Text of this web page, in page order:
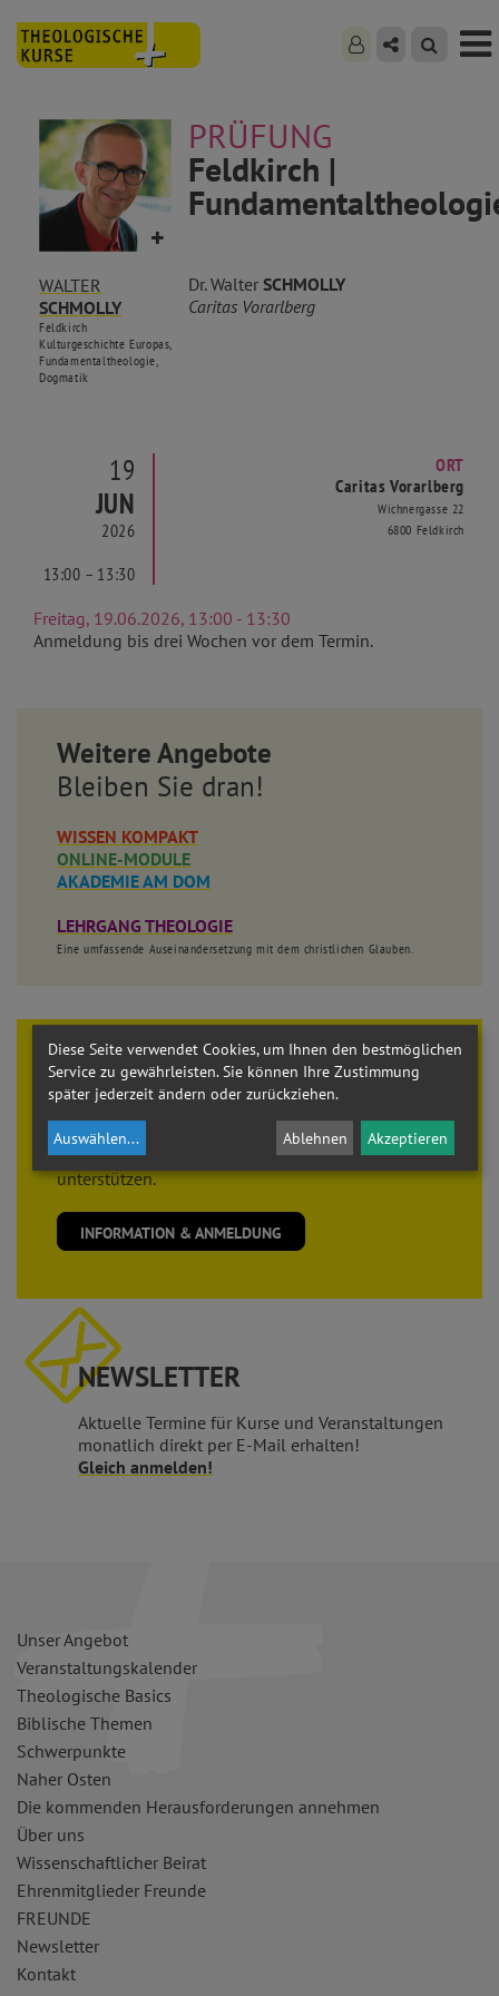
WALTER
SCHMOLLY
Feldkirch
Kulturgeschichte Europas,
Fundamentaltheologie,
Dogmatik
PRÜFUNG
Feldkirch |
Dr. WalterSCHMOLLY
Caritas Vorarlberg
19
JUN
2026
13:00 – 13:30
ORT
Caritas Vorarlberg
Wichnergasse 22
6800 Feldkirch
Freitag, 19.06.2026, 13:00 - 13:30
Anmeldung bis drei Wochen vor dem Termin.
Weitere Angebote
Bleiben Sie dran!
WISSEN KOMPAKT
ONLINE-MODULE
AKADEMIE AM DOM
LEHRGANG THEOLOGIE
Eine umfassende Auseinandersetzung mit dem christlichen Glauben.
Theologie brauchtFREUNDE
KURSEsieht es als seine Aufgabe, die
THEOLOGISCHEN KURSE
in ihrer Arbeit zu
unterstützen.
INFORMATION & ANMELDUNG
NEWSLETTER
Aktuelle Termine für Kurse und Veranstaltungen
monatlich direkt per E-Mail erhalten!
Gleich anmelden!
Unser Angebot
Veranstaltungskalender
Theologische Basics
Biblische Themen
Schwerpunkte
Naher Osten
Die kommenden Herausforderungen annehmen
Über uns
Wissenschaftlicher Beirat
Ehrenmitglieder Freunde
FREUNDE
Newsletter
Kontakt
Diese Seite verwendet Cookies, um Ihnen den bestmöglichen
Service zu gewährleisten. Sie können Ihre Zustimmung
später jederzeit ändern oder zurückziehen.
Auswählen... Ablehnen Akzeptieren